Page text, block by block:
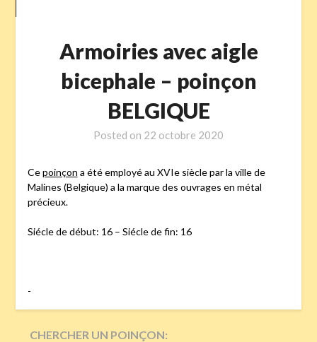
Armoiries avec aigle
bicephale – poinçon
BELGIQUE
Posted on 22 octobre 2020
Cepoinçon a été employé au XVIe siècle par la ville de
Malines (Belgique) a la marque des ouvrages en métal
précieux.
Siécle de début: 16 – Siécle de fin: 16
-
CHERCHER UN POINÇON: